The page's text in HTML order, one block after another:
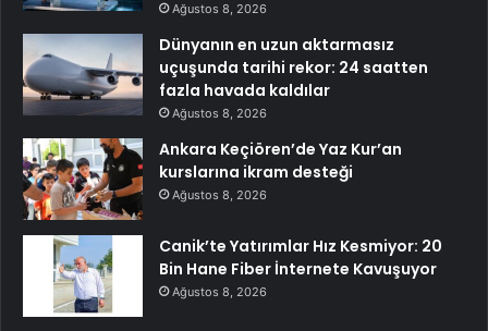
Ağustos 8, 2026
Dünyanın en uzun aktarmasız
uçuşunda tarihi rekor: 24 saatten
fazla havada kaldılar
Ağustos 8, 2026
Ankara Keçiören’de Yaz Kur’an
kurslarına ikram desteği
Ağustos 8, 2026
Canik’te Yatırımlar Hız Kesmiyor: 20
Bin Hane Fiber İnternete Kavuşuyor
Ağustos 8, 2026